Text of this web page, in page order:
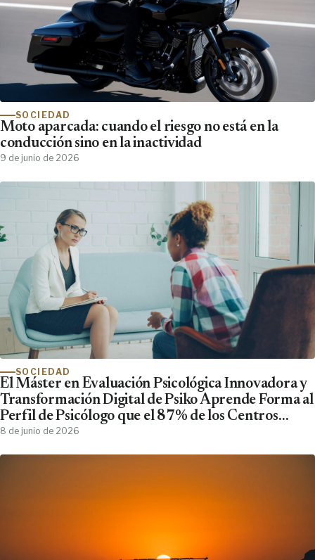
SOCIEDAD
Moto aparcada: cuando el riesgo no está en la
conducción sino en la inactividad
9 de junio de 2026
SOCIEDAD
El Máster en Evaluación Psicológica Innovadora y
Transformación Digital de Psiko Aprende Forma al
Perfil de Psicólogo que el 87% de los Centros
Clínicos Demanda y No Encuentra
8 de junio de 2026